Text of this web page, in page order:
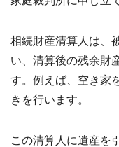
相続財産清算人は、
い、清算後の残余財
す。例えば、空き家
きを行います。
この清算人に遺産を